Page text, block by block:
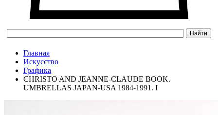
Главная
Искусство
Графика
CHRISTO AND JEANNE-CLAUDE BOOK.
UMBRELLAS JAPAN-USA 1984-1991. I